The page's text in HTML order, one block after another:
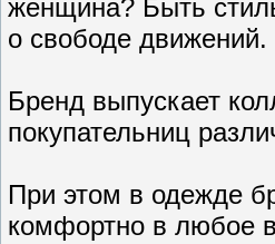
женщина? Быть
о свободе движений.
Бренд выпускает
покупательниц
При этом в одежде
комфортно в любое